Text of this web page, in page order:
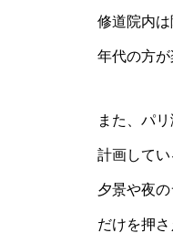
修道院内
年代の方が
また、パ
計画してい
夕景や夜
だけを押